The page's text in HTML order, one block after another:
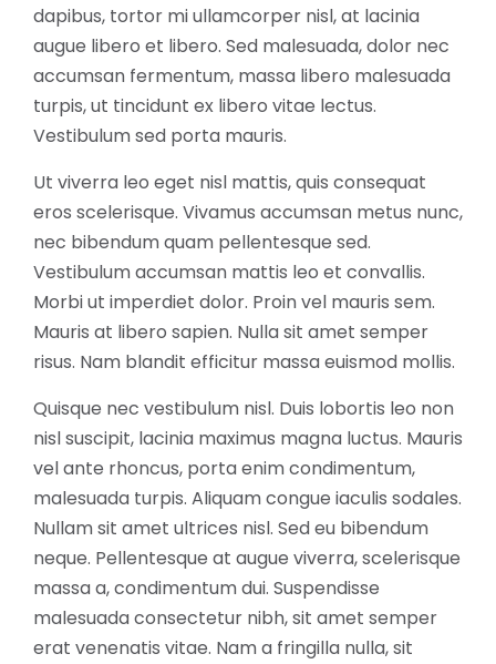
dapibus, tortor mi ullamcorper nisl, at lacinia
augue libero et libero. Sed malesuada, dolor nec
accumsan fermentum, massa libero malesuada
turpis, ut tincidunt ex libero vitae lectus.
Vestibulum sed porta mauris.
Ut viverra leo eget nisl mattis, quis consequat
eros scelerisque. Vivamus accumsan metus nunc,
nec bibendum quam pellentesque sed.
Vestibulum accumsan mattis leo et convallis.
Morbi ut imperdiet dolor. Proin vel mauris sem.
Mauris at libero sapien. Nulla sit amet semper
risus. Nam blandit efficitur massa euismod mollis.
Quisque nec vestibulum nisl. Duis lobortis leo non
nisl suscipit, lacinia maximus magna luctus. Mauris
vel ante rhoncus, porta enim condimentum,
malesuada turpis. Aliquam congue iaculis sodales.
Nullam sit amet ultrices nisl. Sed eu bibendum
neque. Pellentesque at augue viverra, scelerisque
massa a, condimentum dui. Suspendisse
malesuada consectetur nibh, sit amet semper
erat venenatis vitae. Nam a fringilla nulla, sit